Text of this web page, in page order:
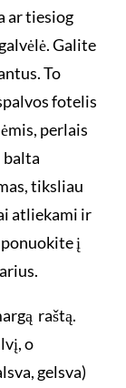
ar tiesiog
Galite
To
fotelis
perlais
balta
tiksliau
atliekami ir
į
raštą.
o
gelsva)